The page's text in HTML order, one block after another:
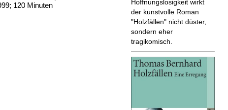
120 Minuten
Hoffnungslosigkeit wirkt
der kunstvolle Roman
"Holzfällen" nicht düster,
sondern eher
tragikomisch.